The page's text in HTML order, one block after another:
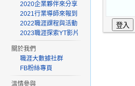
2020企業夥伴來分享
2021行業導師來報到
2022職涯課程與活動
2023職涯探索YT影片
關於我們
職涯大數據社群
FB粉絲專頁
溫情參與